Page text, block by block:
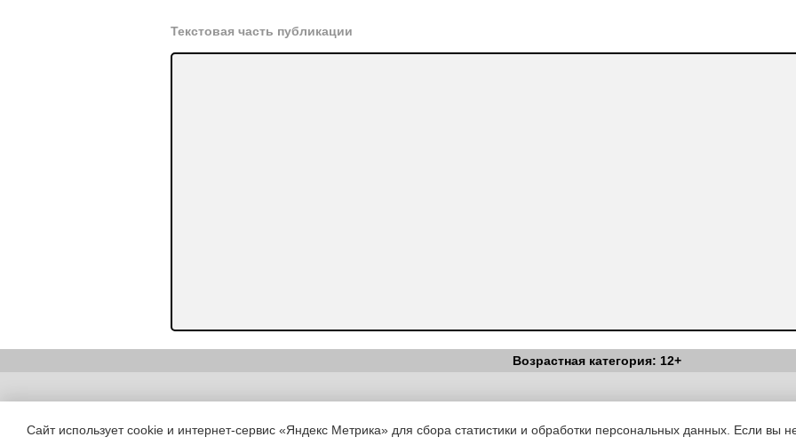
Текстовая часть публикации
Возрастная категория: 12+
Copyright (c) |Вестник Педагога|Об издании|Условия|Политика
Сайт использует cookie и интернет-сервис «Яндекс Метрика» для сбора статистики и обработки персональных данных. Если вы